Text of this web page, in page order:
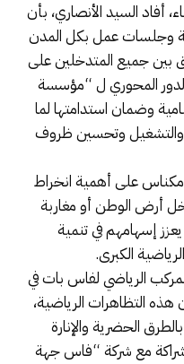
أفاد السيد الأنصاري، بأن
وجلسات عمل بكل المدن
بين جميع المتدخلين على
الدور المحوري ل “مؤسسة
الدينامية وضمان استدامتها لما
والتشغيل وتحسين ظروف
على أهمية انخراط
أرض الوطن أو مغاربة
يعزز إسهامهم في تنمية
الكبرى.
الرياضي لفاس بات في
التظاهرات الرياضية،
الحضرية والإنارة
مع شركة “فاس جهة